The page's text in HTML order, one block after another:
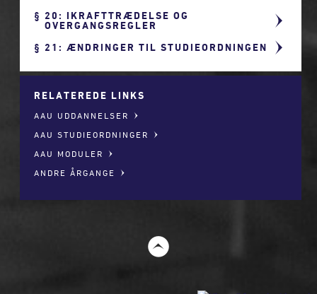
20: IKRAFTTRÆDELSE OG
OVERGANGSREGLER
21: ÆNDRINGER TIL STUDIEORDNINGEN
RELATEREDE LINKS
AAU UDDANNELSER
AAU STUDIEORDNINGER
AAU MODULER
ANDRE ÅRGANGE
t